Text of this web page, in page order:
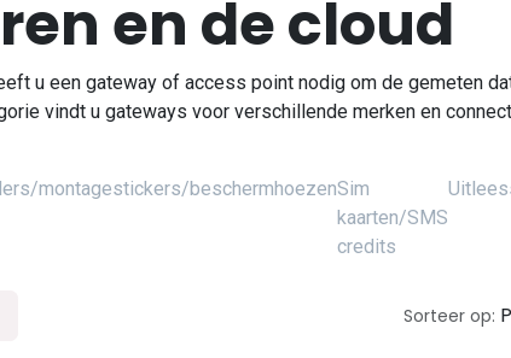
en de cloud
u een gateway of access point nodig om de gemeten
vindt u gateways voor verschillende merken en
montagestickers/beschermhoezenSim
kaarten/SMS
credits
Sorteer op: